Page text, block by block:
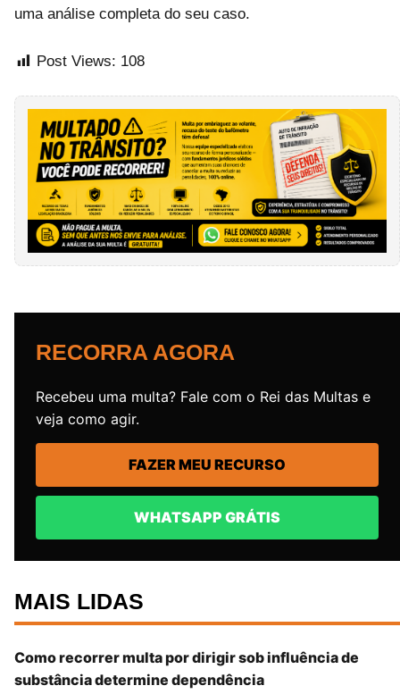
uma análise completa do seu caso.
Post Views: 108
RECORRA AGORA
Recebeu uma multa? Fale com o Rei das Multas e
veja como agir.
FAZER MEU RECURSO
WHATSAPP GRÁTIS
MAIS LIDAS
Como recorrer multa por dirigir sob influência de
substância determine dependência